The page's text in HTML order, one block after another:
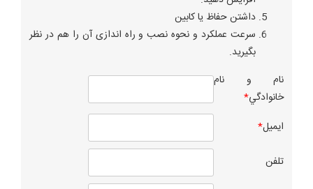
داشتن حفاظ یا کابین
سرعت عملکرد و نحوه نصب و راه اندازی آن را هم در نظر
بگیرید.
نام و نام
خانوادگي*
ايميل*
تلفن